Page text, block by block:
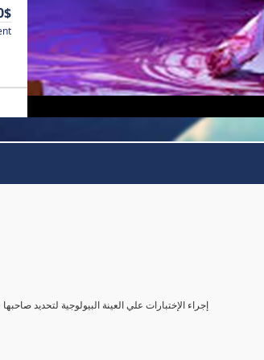
( إجراء الإختبارات علي العينة البيولوجية لتحديد